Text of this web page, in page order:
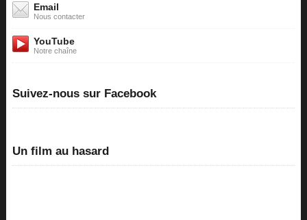
Email
Nous contacter
YouTube
Notre chaîne
Suivez-nous sur Facebook
Un film au hasard